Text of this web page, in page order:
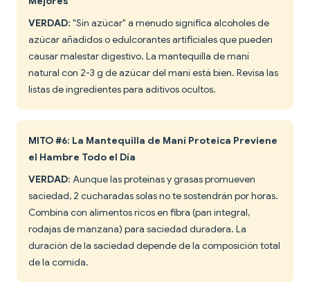
VERDAD: "Sin azúcar" a menudo significa alcoholes de
azúcar añadidos o edulcorantes artificiales que pueden
causar malestar digestivo. La mantequilla de maní
natural con 2-3 g de azúcar del maní está bien. Revisa las
listas de ingredientes para aditivos ocultos.
MITO #6: La Mantequilla de Maní Proteica Previene
el Hambre Todo el Día
VERDAD: Aunque las proteínas y grasas promueven
saciedad, 2 cucharadas solas no te sostendrán por horas.
Combina con alimentos ricos en fibra (pan integral,
rodajas de manzana) para saciedad duradera. La
duración de la saciedad depende de la composición total
de la comida.